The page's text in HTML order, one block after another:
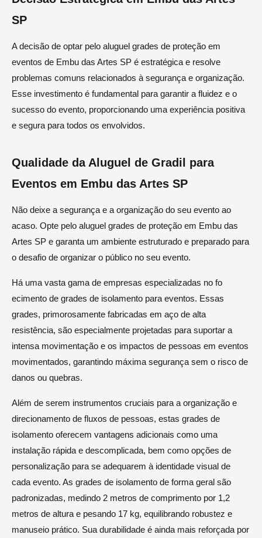
SP
A decisão de optar pelo aluguel grades de proteção em
eventos de Embu das Artes SP é estratégica e resolve
problemas comuns relacionados à segurança e organização.
Esse investimento é fundamental para garantir a fluidez e o
sucesso do evento, proporcionando uma experiência positiva
e segura para todos os envolvidos.
Qualidade da Aluguel de Gradil para
Eventos em Embu das Artes SP
Não deixe a segurança e a organização do seu evento ao
acaso. Opte pelo aluguel grades de proteção em Embu das
Artes SP e garanta um ambiente estruturado e preparado para
o desafio de organizar o público no seu evento.
Há uma vasta gama de empresas especializadas no fo
ecimento de grades de isolamento para eventos. Essas
grades, primorosamente fabricadas em aço de alta
resistência, são especialmente projetadas para suportar a
intensa movimentação e os impactos de pessoas em eventos
movimentados, garantindo máxima segurança sem o risco de
danos ou quebras.
Além de serem instrumentos cruciais para a organização e
direcionamento de fluxos de pessoas, estas grades de
isolamento oferecem vantagens adicionais como uma
instalação rápida e descomplicada, bem como opções de
personalização para se adequarem à identidade visual de
cada evento. As grades de isolamento de forma geral são
padronizadas, medindo 2 metros de comprimento por 1,2
metros de altura e pesando 17 kg, equilibrando robustez e
manuseio prático. Sua durabilidade é ainda mais reforçada por